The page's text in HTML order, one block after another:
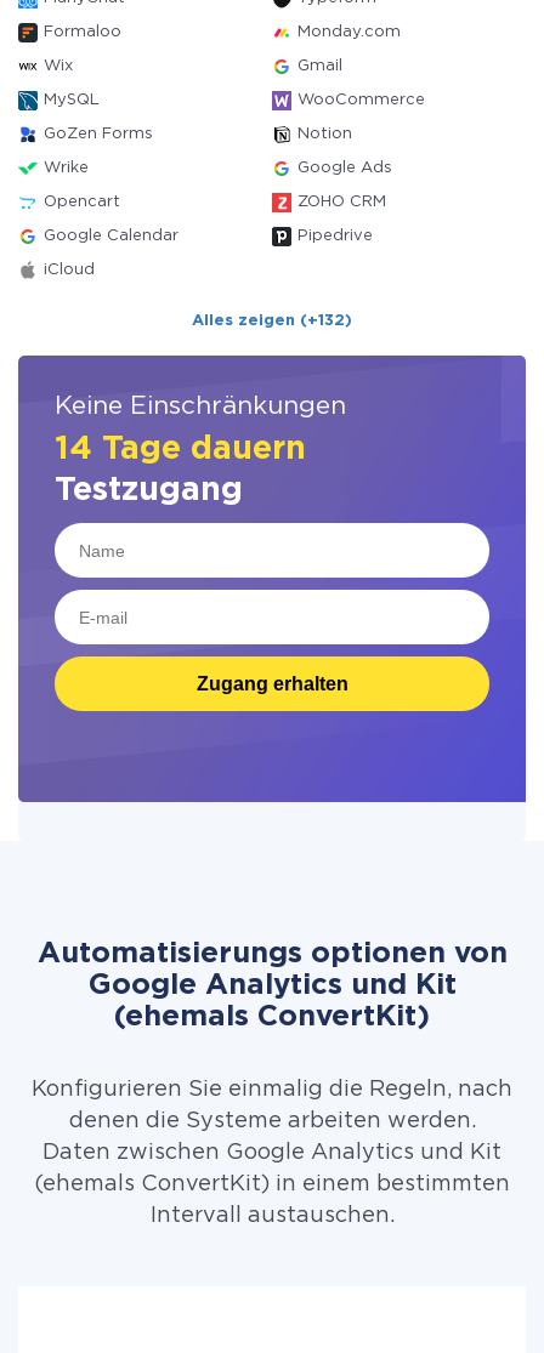
Formaloo Monday.com
Wix Gmail
MySQL WooCommerce
GoZen Forms Notion
Wrike Google Ads
Opencart ZOHO CRM
Google Calendar Pipedrive
iCloud
Alles zeigen (+132)
Keine Einschränkungen
14 Tage dauern
Testzugang
Zugang erhalten
Automatisierungs optionen von
Google Analytics und Kit
(ehemals ConvertKit)
Konfigurieren Sie einmalig die Regeln, nach
denen die Systeme arbeiten werden.
Daten zwischen Google Analytics und Kit
(ehemals ConvertKit) in einem bestimmten
Intervall austauschen.